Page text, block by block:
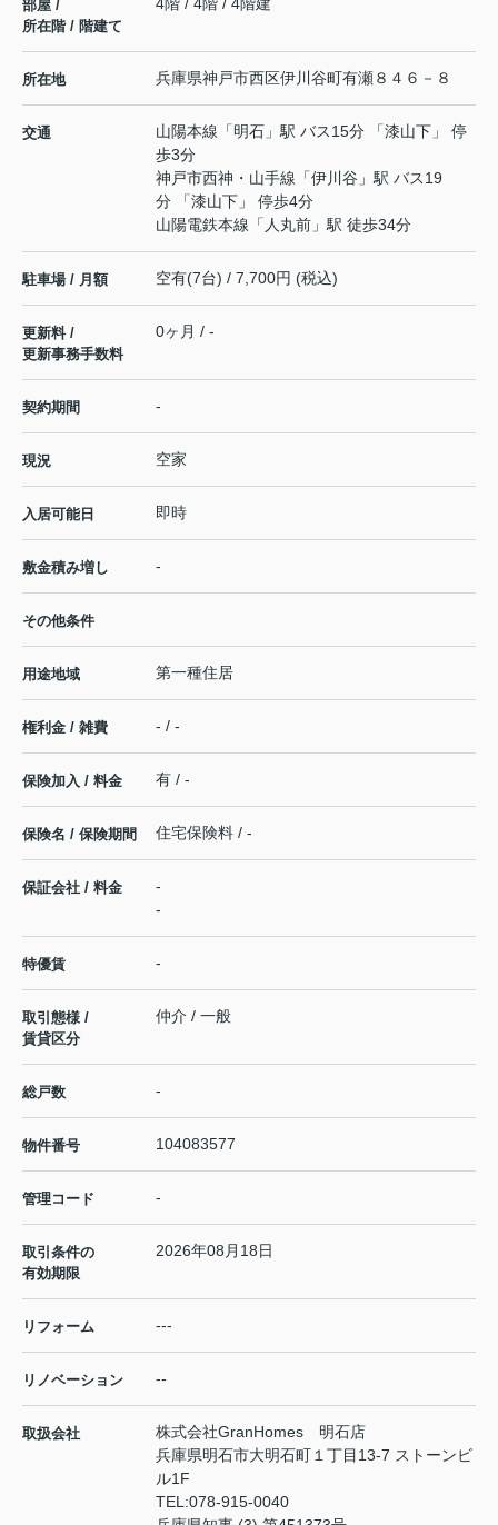
部屋 /
所在階 / 階建て
所在地 兵庫県神戸市西区伊川谷町有瀬８４６－８
交通 山陽本線 「明石 」駅 バス15分 「漆山下」 停
歩3分
神戸市西神・山手線 「伊川谷 」駅 バス19
分 「漆山下」 停歩4分
山陽電鉄本線 「 人丸前 」駅 徒歩34分
駐車場 / 月額 空有(7台) / 7,700円 (税込)
更新料 /
更新事務手数料
0ヶ月 / -
契約期間 -
現況 空家
入居可能日 即時
敷金積み増し -
その他条件
用途地域 第一種住居
権利金 / 雑費 - / -
保険加入 / 料金 有 / -
保険名 / 保険期間 住宅保険料 / -
保証会社 / 料金
-
-
特優賃 -
取引態様 /
賃貸区分
仲介 / 一般
総戸数 -
物件番号 104083577
管理コード -
取引条件の
有効期限
2026年08月18日
リフォーム ---
リノベーション --
取扱会社
株式会社GranHomes 明石店
兵庫県明石市大明石町１丁目13-7 ストーンビ
ル1F
TEL:078-915-0040